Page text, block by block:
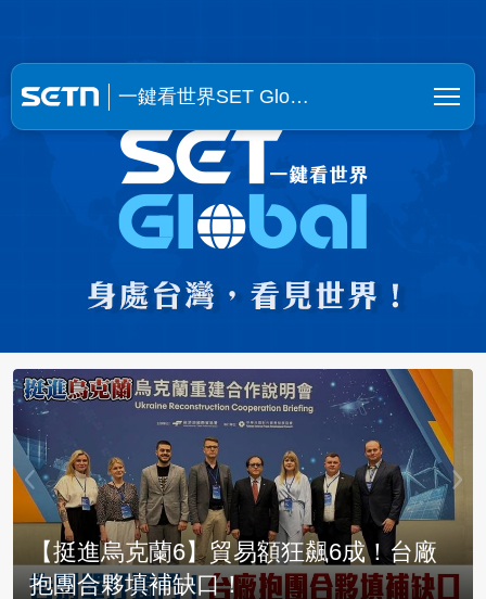
一鍵看世界SET Glo…
【挺進烏克蘭6】貿易額狂飆6成！台廠
抱團合夥填補缺口！